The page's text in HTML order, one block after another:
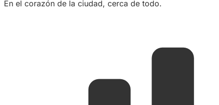
En el corazón de la ciudad, cerca de todo.